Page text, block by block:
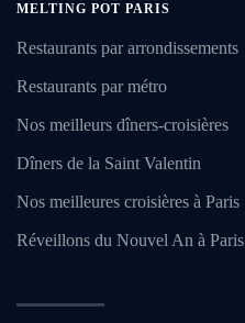
MELTING POT PARIS
Restaurants par arrondissements
Restaurants par métro
Nos meilleurs dîners-croisières
Dîners de la Saint Valentin
Nos meilleures croisières à Paris
Réveillons du Nouvel An à Paris